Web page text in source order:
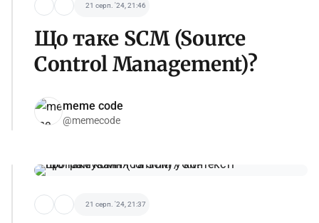
21 серп. '24, 21:46
Що таке SCM (Source
Control Management)?
meme code
@memecode
21 серп. '24, 21:37